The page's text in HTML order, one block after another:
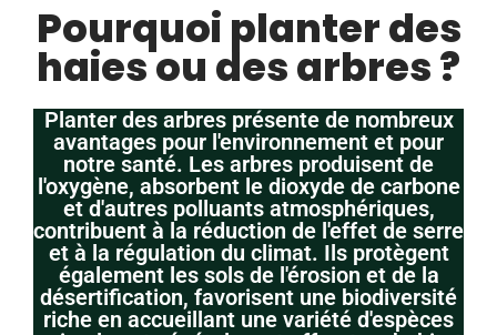
Pourquoi planter des
haies ou des arbres ?
Planter des arbres présente de nombreux
avantages pour l'environnement et pour
notre santé. Les arbres produisent de
l'oxygène, absorbent le dioxyde de carbone
et d'autres polluants atmosphériques,
contribuent à la réduction de l'effet de serre
et à la régulation du climat. Ils protègent
également les sols de l'érosion et de la
désertification, favorisent une biodiversité
riche en accueillant une variété d'espèces